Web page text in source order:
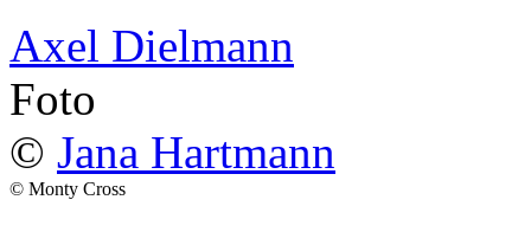
Axel Dielmann
Foto
© Jana Hartmann
© Monty Cross